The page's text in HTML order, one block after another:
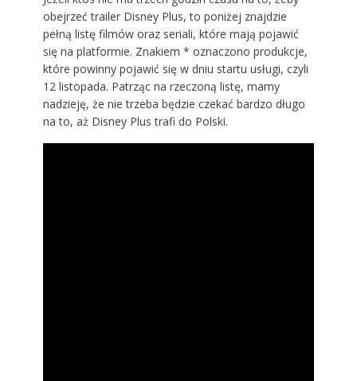
obejrzeć trailer Disney Plus, to poniżej znajdzie
pełną listę filmów oraz seriali, które mają pojawić
się na platformie. Znakiem * oznaczono produkcje,
które powinny pojawić się w dniu startu usługi, czyli
12 listopada. Patrząc na rzeczoną listę, mamy
nadzieję, że nie trzeba będzie czekać bardzo długo
na to, aż Disney Plus trafi do Polski.